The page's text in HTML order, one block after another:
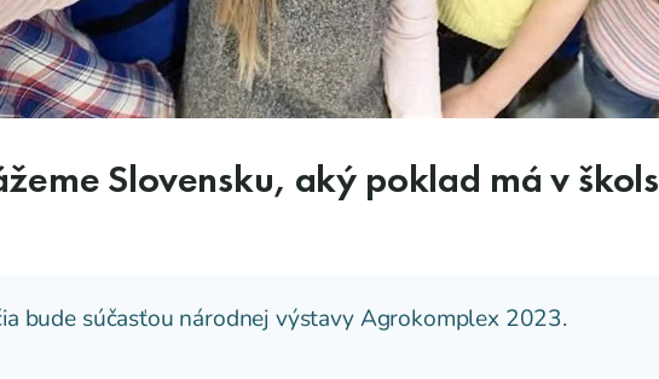
Slovensku, aký poklad má v
bude súčasťou národnej výstavy Agrokomplex 2023.